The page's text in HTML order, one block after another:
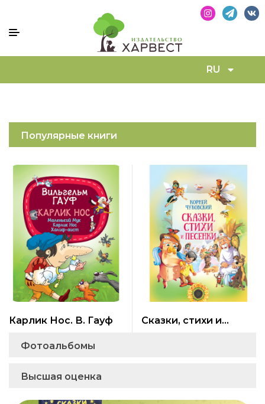
RU
Популярные книги
Карлик Нос. В. Гауф
Сказки, стихи и
Фотоальбомы
Высшая оценка